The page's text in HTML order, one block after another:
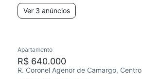
Ver 3 anúncios
Apartamento
R$ 640.000
R. Coronel Agenor de Camargo, Centro